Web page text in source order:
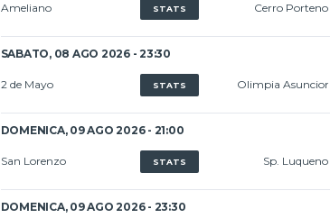
Ameliano
STATS Cerro Porteno
SABATO, 08 AGO 2026 - 23:30
2 de Mayo
STATS Olimpia Asuncion
DOMENICA, 09 AGO 2026 - 21:00
San Lorenzo
STATS Sp. Luqueno
DOMENICA, 09 AGO 2026 - 23:30